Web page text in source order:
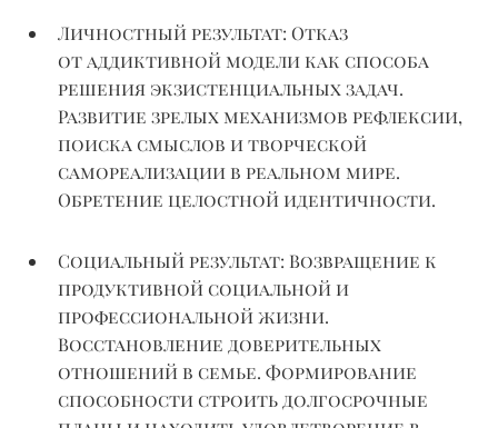
Личностный результат: Отказ
от аддиктивноймодели как способа
решения экзистенциальных задач.
Развитие зрелых механизмов рефлексии,
поиска смыслов и творческой
самореализации в реальном мире.
Обретение целостной идентичности.
Социальный результат: Возвращение к
продуктивной социальной и
профессиональной жизни.
Восстановление доверительных
отношений в семье. Формирование
способности строить долгосрочные